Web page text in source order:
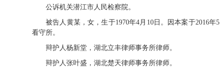
公诉机关潜江市人民检察院。
被告人黄某，女，生于1970年4月10日。因本案于2016
看守所。
辩护人杨新堂，湖北立丰律师事务所律师。
辩护人张叶盛，湖北楚天律师事务所律师。